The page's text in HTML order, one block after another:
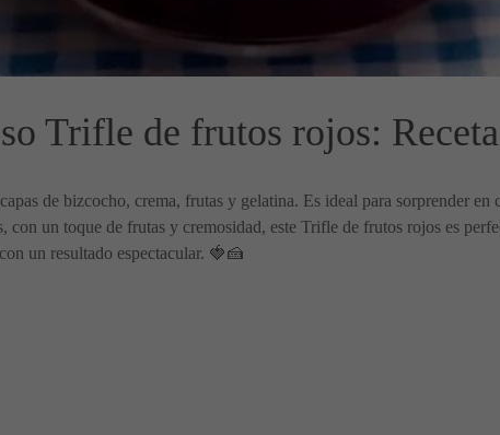
Trifle de frutos rojos: Receta
de bizcocho, crema, frutas y gelatina. Es ideal para sorprender
con un toque de frutas y cremosidad, este Trifle de frutos rojos es
un resultado espectacular. 🍓🍰